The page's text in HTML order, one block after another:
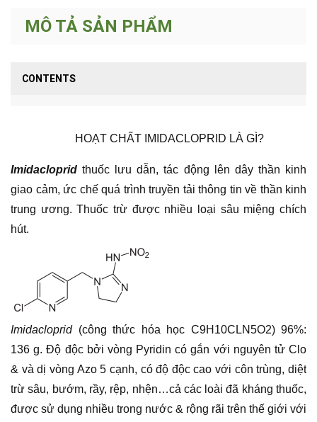
MÔ TẢ SẢN PHẨM
CONTENTS
HOẠT CHẤT IMIDACLOPRID LÀ GÌ?
Imidacloprid thuốc lưu dẫn, tác động lên dây thần kinh
giao cảm, ức chế quá trình truyền tải thông tin về thần kinh
trung ương. Thuốc trừ được nhiều loại sâu miệng chích
hút.
Imidacloprid(công thức hóa học C9H10CLN5O2) 96%:
136 g. Độ độc bởi vòng Pyridin có gắn với nguyên tử Clo
& và dị vòng Azo 5 cạnh, có độ độc cao với côn trùng, diệt
trừ sâu, bướm, rầy, rệp, nhện…cả các loài đã kháng thuốc,
được sử dụng nhiều trong nước & rộng rãi trên thế giới với